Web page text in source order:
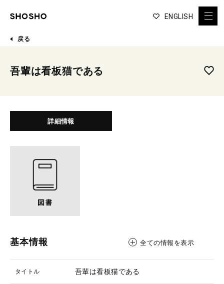
ENGLISH
戻る
吾輩は看板猫である
詳細情報
基本情報 全ての情報を表示
タイトル 吾輩は看板猫である